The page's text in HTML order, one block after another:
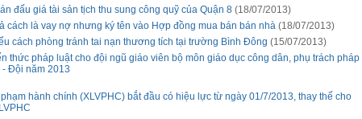
đấu giá tài sản tịch thu sung công quỹ của Quận 8 (18/07/2013)
cách là vay nợ nhưng ký tên vào Hợp đồng mua bán bán nhà (18/07/2013)
cách phòng tránh tai nạn thương tích tại trường Bình Đông (15/07/2013)
thức pháp luật cho đội ngũ giáo viên bộ môn giáo dục công dân, phụ trách pháp
Đội năm 2013
hành chính (XLVPHC) bắt đầu có hiệu lực từ ngày 01/7/2013, thay thế cho